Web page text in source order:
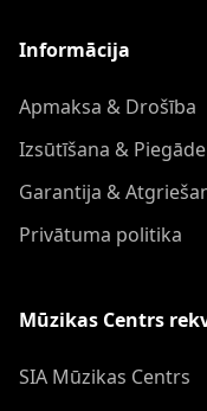
Informācija
Apmaksa & Drošība
Izsūtīšana & Piegāde
Garantija &
Privātuma politika
Mūzikas Centrs
SIA Mūzikas Centrs